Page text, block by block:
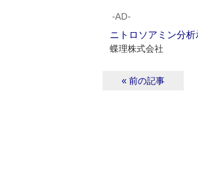
‐AD‐
ニトロソアミン分
蝶理株式会社
« 前の記事